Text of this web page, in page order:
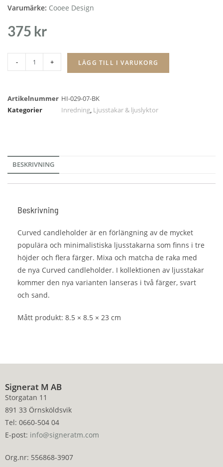
Varumärke: Cooee Design
375 kr
- + LÄGG TILL I VARUKORG
Artikelnummer HI-029-07-BK
Kategorier
Inredning, Ljusstakar & ljuslyktor
BESKRIVNING
Beskrivning
Curved candleholder är en förlängning av de mycket
populära och minimalistiska ljusstakarna som finns i tre
höjder och flera färger. Mixa och matcha de raka med
de nya Curved candleholder. I kollektionen av ljusstakar
kommer den nya varianten lanseras i två färger, svart
och sand.
Mått produkt: 8.5 × 8.5 × 23 cm
Signerat M AB
Storgatan 11
891 33 Örnsköldsvik
Tel: 0660-504 04
E-post: info@signeratm.com
Org.nr: 556868-3907